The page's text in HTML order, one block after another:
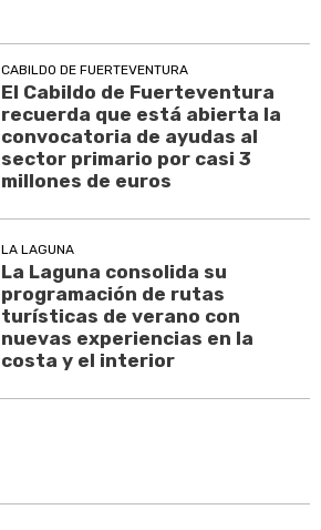
CABILDO DE FUERTEVENTURA
El Cabildo de Fuerteventura
recuerda que está abierta la
convocatoria de ayudas al
sector primario por casi 3
millones de euros
LA LAGUNA
La Laguna consolida su
programación de rutas
turísticas de verano con
nuevas experiencias en la
costa y el interior